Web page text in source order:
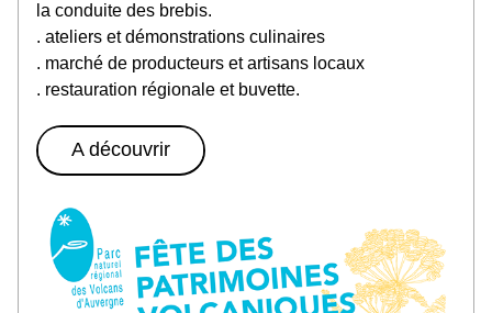
la conduite des brebis.
. ateliers et démonstrations culinaires
. marché de producteurs et artisans locaux
. restauration régionale et buvette.
A découvrir